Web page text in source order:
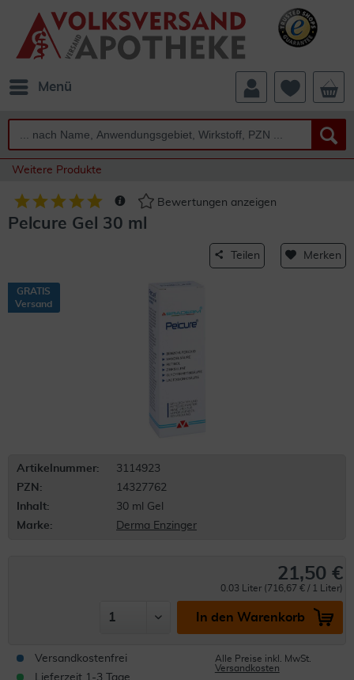
Menü
Weitere Produkte
Bewertungen anzeigen
Pelcure Gel 30 ml
Teilen Merken
GRATIS
Versand
Artikelnummer:
3114923
PZN:
14327762
Inhalt:
30 ml Gel
Marke:
Derma Enzinger
21,50 €
0.03 Liter (716,67 € / 1 Liter)
In den Warenkorb
Versandkostenfrei
Lieferzeit 1-3 Tage
Alle Preise inkl. MwSt.
Versandkosten